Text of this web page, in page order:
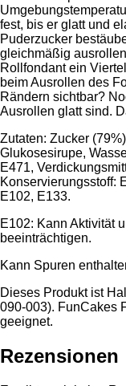
fest, bis er glatt und
Puderzucker
gleichmäßig
Rollfondant ein
beim Ausrollen des
Rändern sichtbar?
Ausrollen glatt sind.
Zutaten: Zucker
Glukosesirupe,
E471,
Konservierungsstoff:
E102, E133.
E102: Kann Aktivität
beeinträchtigen.
Kann Spuren
Dieses Produkt ist
090-003). FunCakes
geeignet.
Rezensionen